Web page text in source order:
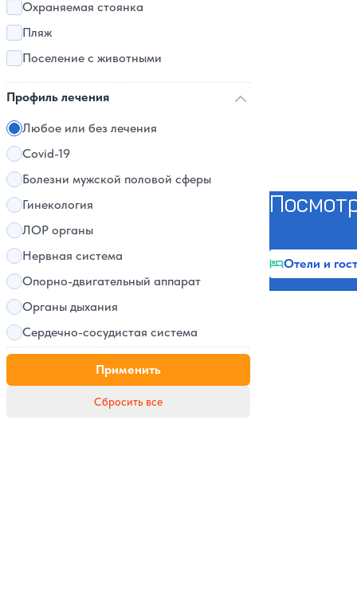
Охраняемая стоянка
Пляж
Поселение с животными
Профиль лечения
Любое или без лечения
Covid-19
Болезни мужской половой сферы
Гинекология
ЛОР органы
Нервная система
Опорно-двигательный аппарат
Органы дыхания
Сердечно-сосудистая система
Применить
Сбросить все
Отели и